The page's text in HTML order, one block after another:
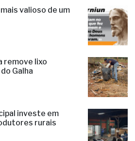
valioso de um
remove lixo
Galha
investe em
rurais